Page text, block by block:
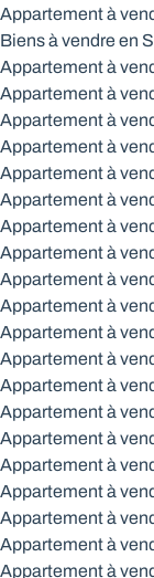
Appartement à
Biens à vendre en
Appartement à
Appartement à
Appartement à
Appartement à
Appartement à
Appartement à
Appartement à
Appartement à
Appartement à
Appartement à
Appartement à
Appartement à
Appartement à
Appartement à
Appartement à
Appartement à
Appartement à
Appartement à
Appartement à
Appartement à